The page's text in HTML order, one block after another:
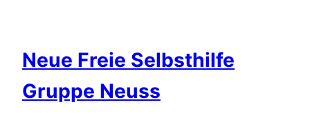
springen
Neue Freie Selbsthilfe
Gruppe Neuss